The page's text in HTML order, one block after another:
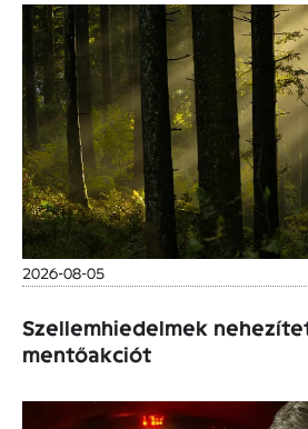
2026-08-05
Szellemhiedelmek
mentőakciót